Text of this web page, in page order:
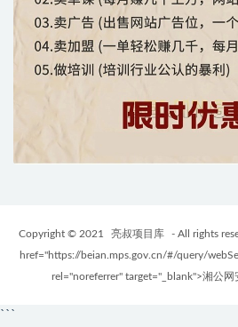
Copyright © 2021 亮叔项目库 - All rights
href="https://beian.mps.gov.cn/#/query/
rel="noreferrer" target="_blank">湘公
```